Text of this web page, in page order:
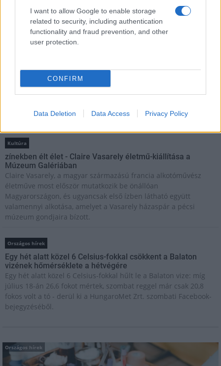
I want to allow Google to enable storage
related to security, including authentication
functionality and fraud prevention, and other
user protection.
CONFIRM
Data Deletion Data Access Privacy Policy
Beindult az őszibarackszezon, szeptemberig élvezhetjük
A világon évente mintegy 25 millió tonna őszibarack terem, Kína
- csaknem 17 millió tonnával - messze a legnagyobb termelő.
A teliholdas erdőfürdő különleges lehetőség arra, hogy
megtapasztald a természet egy másik arcát. Ahogy sötétedik, a
látásunk háttérbe húzódik, és a többi érzékszervünk egyre
élménye.
Kultúra
zínekben élt élet - Claire Vasarely életmű-kiállítása a
Múzeum Galériában
Claire Vasarely, a magyar származású francia alkotóművész
életműve most először mutatkozik be önállóan
Magyarországon, és ugyancsak első ízben látható együtt
valamennyi alkotása, amelyet a Vasarely házaspár a pécsi
múzeum gondjaira bízott.
Országos hírek
Egy hét alatt közel 6 Celsius-fokkal csökkent a Balaton
vizének hőmérséklete a hétvégére
Egy hét alatt közel 6 Celsius-fokkal hűlt le a Balaton vize: míg
július 18-án 26,6 fokot mértek, szombat reggel már csak 20,8
fokos volt a tó - derül ki a HungaroMet Zrt. szombati Facebook-
bejegyzéséből.
Országos hírek